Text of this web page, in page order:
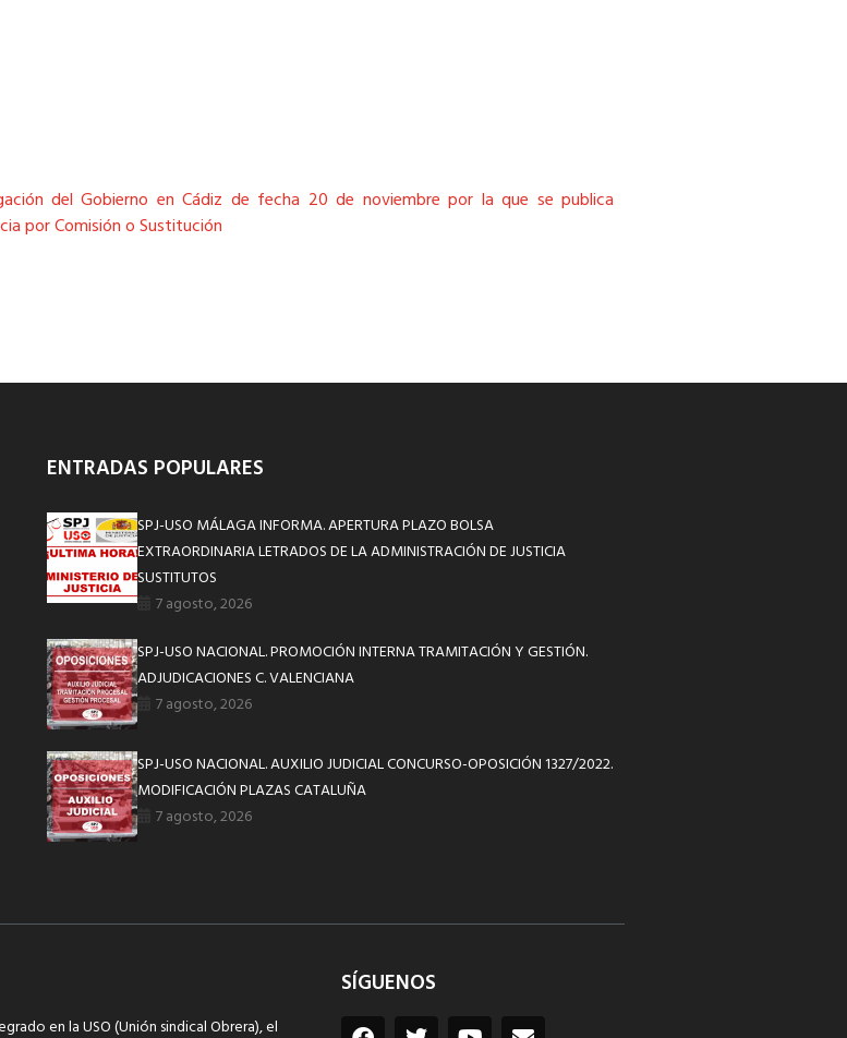
del Gobierno en Cádiz de fecha 20 de noviembre por la que se publica
por Comisión o Sustitución
ENTRADAS POPULARES
SPJ-USO MÁLAGA INFORMA. APERTURA PLAZO BOLSA
EXTRAORDINARIA LETRADOS DE LA ADMINISTRACIÓN DE JUSTICIA
SUSTITUTOS
7 agosto, 2026
SPJ-USO NACIONAL. PROMOCIÓN INTERNA TRAMITACIÓN Y GESTIÓN.
ADJUDICACIONES C. VALENCIANA
7 agosto, 2026
SPJ-USO NACIONAL. AUXILIO JUDICIAL CONCURSO-OPOSICIÓN 1327/2022.
MODIFICACIÓN PLAZAS CATALUÑA
7 agosto, 2026
en la USO (Unión sindical Obrera), el
SÍGUENOS